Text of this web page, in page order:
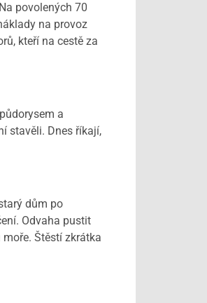
povolených 70
na provoz
kteří na cestě za
a
stavěli. Dnes říkají,
dům po
Odvaha pustit
Štěstí zkrátka